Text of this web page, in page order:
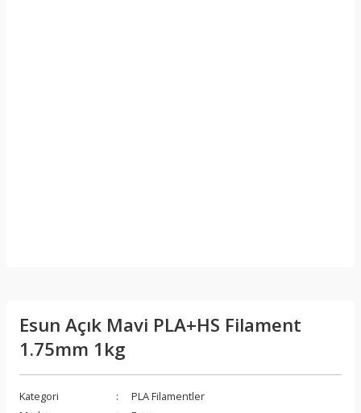
Esun Açık Mavi PLA+HS Filament
1.75mm 1kg
Kategori
PLA Filamentler